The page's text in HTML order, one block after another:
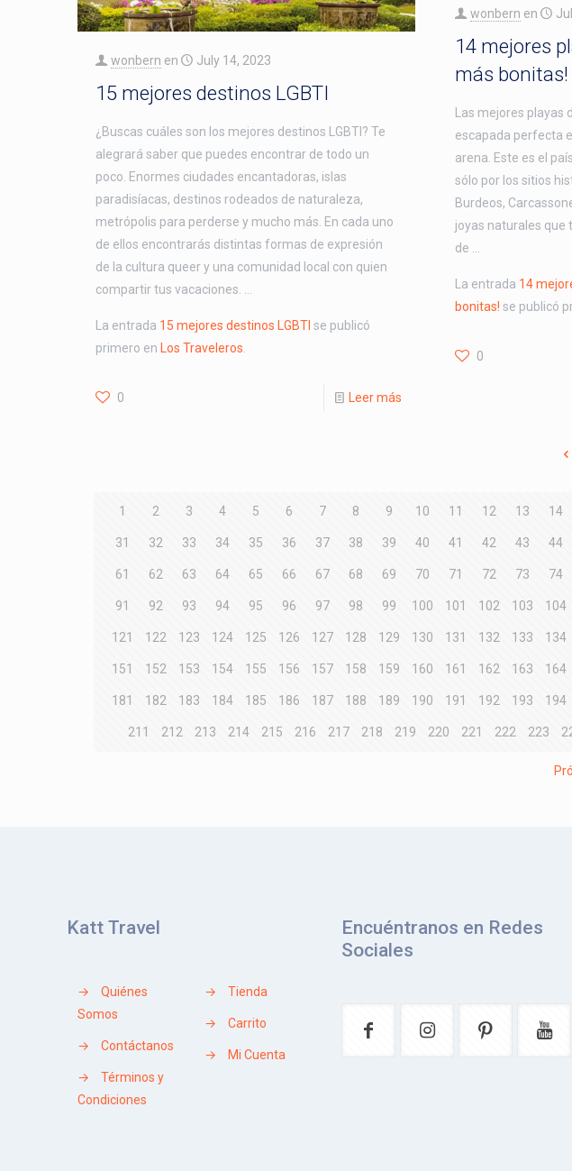
wonbern en July 14, 2023
15 mejores destinos LGBTI
¿Buscas cuáles son los mejores destinos LGBTI? Te
alegrará saber que puedes encontrar de todo un
poco. Enormes ciudades encantadoras, islas
paradisíacas, destinos rodeados de naturaleza,
metrópolis para perderse y mucho más. En cada uno
de ellos encontrarás distintas formas de expresión
de la cultura queer y una comunidad local con quien
compartir tus vacaciones. …
La entrada 15 mejores destinos LGBTI se publicó
primero en Los Traveleros.
0 Leer más
wonbern en
14 mejores
más bonitas!
Las mejores playas
escapada perfecta
arena. Este es el
sólo por los sitios
Burdeos,
joyas naturales que
de …
La entrada 14
bonitas! se publicó
0
1 2 3 4 5 6 7 8 9 10 11 12 13 14
31 32 33 34 35 36 37 38 39 40 41 42 43 44
61 62 63 64 65 66 67 68 69 70 71 72 73 74
91 92 93 94 95 96 97 98 99 100 101 102 103 104
121 122 123 124 125 126 127 128 129 130 131 132 133 134
151 152 153 154 155 156 157 158 159 160 161 162 163 164
181 182 183 184 185 186 187 188 189 190 191 192 193 194
211 212 213 214 215 216 217 218 219 220 221 222 223
Katt Travel
→
Quiénes
Somos
→ Contáctanos
→
Términos y
Condiciones
→ Tienda
→ Carrito
→ Mi Cuenta
Encuéntranos en Redes
Sociales